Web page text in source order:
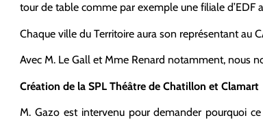
tour de table comme par exemple une filiale d’EDF
Chaque ville du Territoire aura son représentant au
Avec M. Le Gall et Mme Renard notamment, nous
Création de la SPL Théâtre de Chatillon et Clamart
M. Gazo est intervenu pour demander pourquoi